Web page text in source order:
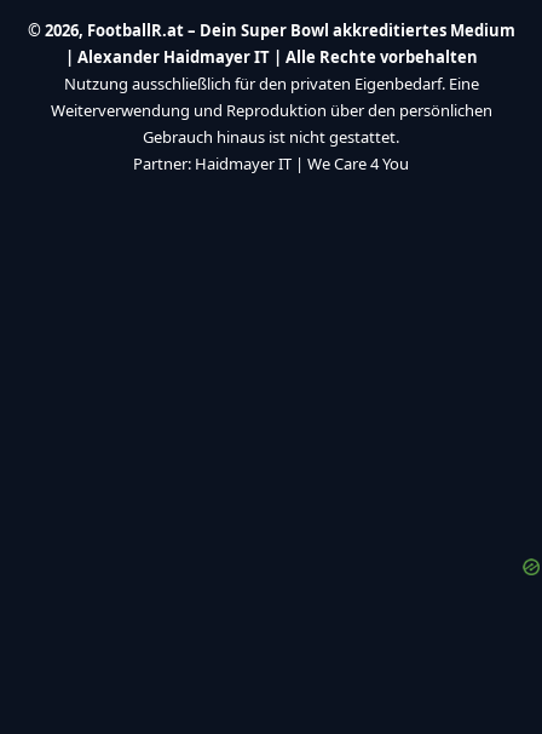
© 2026, FootballR.at – Dein Super Bowl akkreditiertes Medium
| Alexander Haidmayer IT | Alle Rechte vorbehalten
Nutzung ausschließlich für den privaten Eigenbedarf. Eine
Weiterverwendung und Reproduktion über den persönlichen
Gebrauch hinaus ist nicht gestattet.
Partner: Haidmayer IT | We Care 4 You